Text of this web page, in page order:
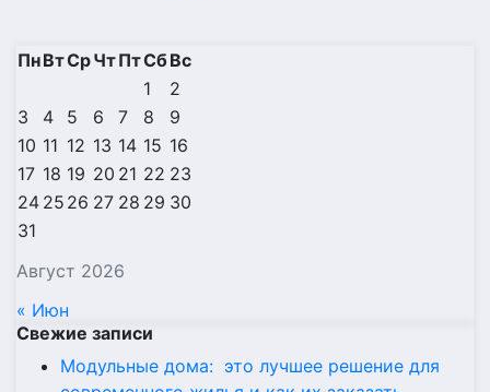
Август 2026
ПнВтСрЧтПтСбВс
1
2
3
4 5 6 7 8
9
10 11 12 13 14 15 16
17 18 19 20 21 22 23
24 25 26 27 28 29 30
31
« Июн
Свежие записи
Модульные дома: это лучшее решение для